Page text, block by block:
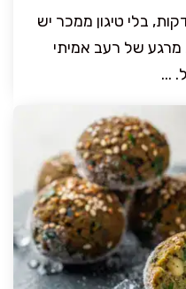
לביבות בתנור ב-30 דקות, בלי טיגון ממכר יש
מרגע של רעב אמיתי
...